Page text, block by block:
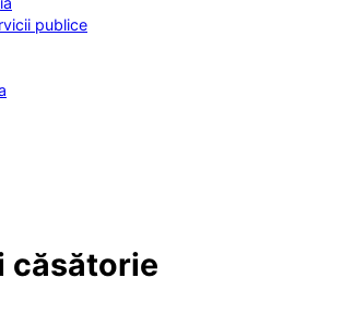
publice
căsătorie